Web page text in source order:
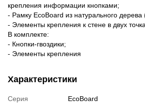
крепления информации кнопками;
- Рамку EcoBoard из натурального дерева
- Элементы крепления к стене в двух
В комплекте:
- Кнопки-гвоздики;
- Элементы крепления
Характеристики
Серия
EcoBoard